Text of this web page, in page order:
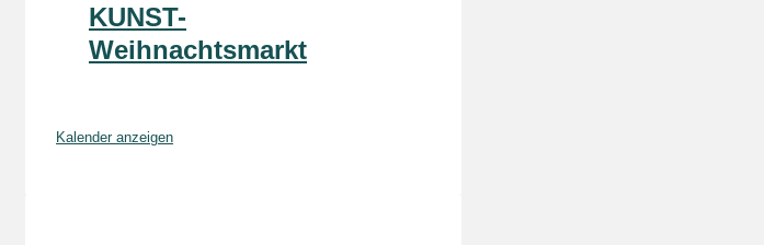
KUNST-
Weihnachtsmarkt
Kalender anzeigen